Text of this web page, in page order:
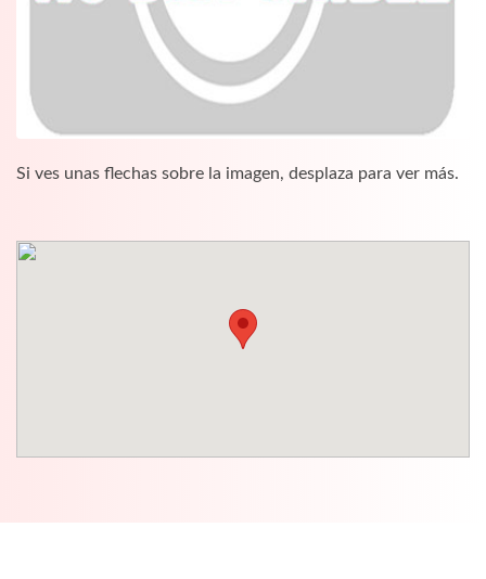
Si ves unas flechas sobre la imagen, desplaza para ver más.